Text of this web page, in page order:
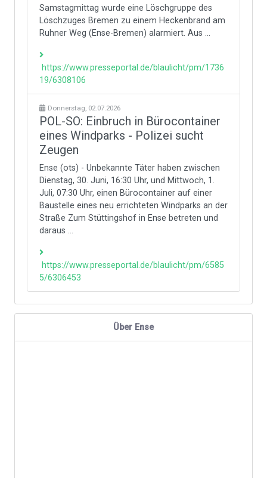
Samstagmittag wurde eine Löschgruppe des
Löschzuges Bremen zu einem Heckenbrand am
Ruhner Weg (Ense-Bremen) alarmiert. Aus ...
https://www.presseportal.de/blaulicht/pm/1736
19/6308106
Donnerstag, 02.07.2026
POL-SO: Einbruch in Bürocontainer
eines Windparks - Polizei sucht
Zeugen
Ense (ots) - Unbekannte Täter haben zwischen
Dienstag, 30. Juni, 16:30 Uhr, und Mittwoch, 1.
Juli, 07:30 Uhr, einen Bürocontainer auf einer
Baustelle eines neu errichteten Windparks an der
Straße Zum Stüttingshof in Ense betreten und
daraus ...
https://www.presseportal.de/blaulicht/pm/6585
5/6306453
Über Ense